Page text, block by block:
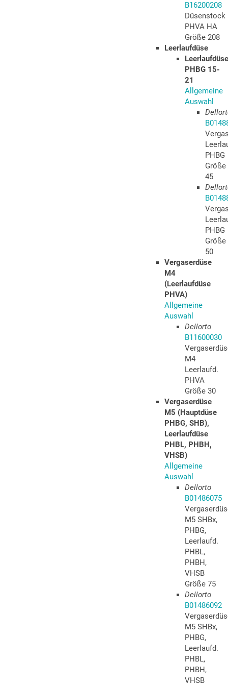
B16200208
Düsenstock
PHVA HA
Größe 208
Leerlaufdüse
Leerlaufdüse
PHBG 15-
21
Allgemeine
Auswahl
PHBG
Größe
45
PHBG
Größe
50
Vergaserdüse
M4
(Leerlaufdüse
PHVA)
Allgemeine
Auswahl
Dellorto
B11600030
M4
Leerlaufd.
PHVA
Größe 30
Vergaserdüse
M5 (Hauptdüse
PHBG, SHB),
Leerlaufdüse
PHBL, PHBH,
VHSB)
Allgemeine
Auswahl
Dellorto
B01486075
M5 SHBx,
PHBG,
Leerlaufd.
PHBL,
PHBH,
VHSB
Größe 75
Dellorto
B01486092
M5 SHBx,
PHBG,
Leerlaufd.
PHBL,
PHBH,
VHSB